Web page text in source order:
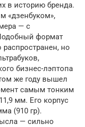
в историю бренда.
«дзенбуком»,
— с
формат
но
бизнес-лэптопа
же году вышел
самым тонким
мм. Его корпус
(910 гр).
— сильно